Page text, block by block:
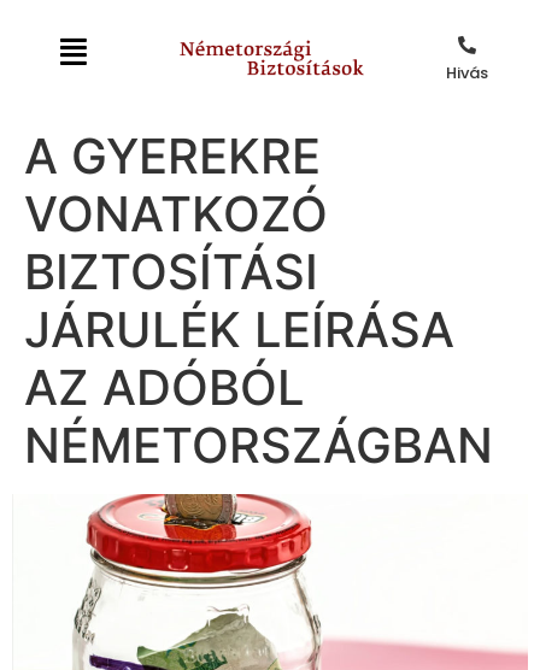
Hivás
A GYEREKRE
VONATKOZÓ
BIZTOSÍTÁSI
JÁRULÉK LEÍRÁSA
AZ ADÓBÓL
NÉMETORSZÁGBAN